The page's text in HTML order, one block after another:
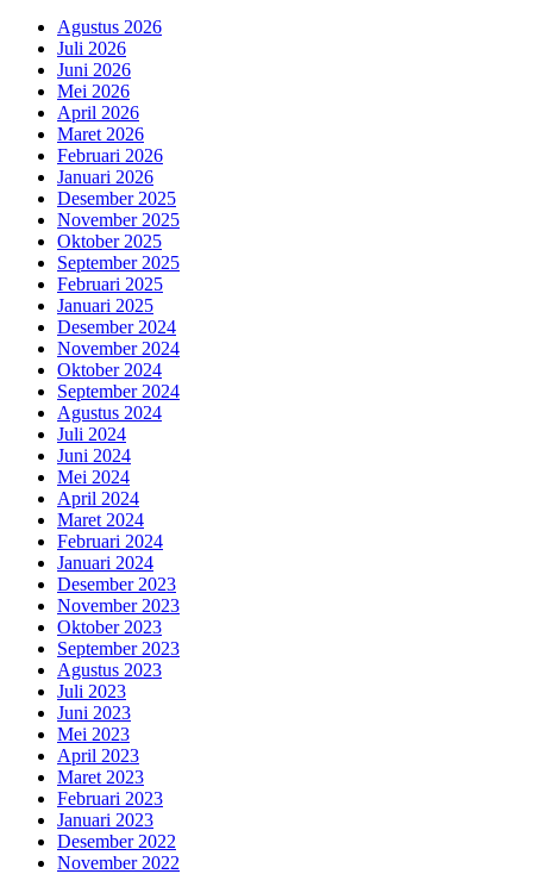
Agustus 2026
Juli 2026
Juni 2026
Mei 2026
April 2026
Maret 2026
Februari 2026
Januari 2026
Desember 2025
November 2025
Oktober 2025
September 2025
Februari 2025
Januari 2025
Desember 2024
November 2024
Oktober 2024
September 2024
Agustus 2024
Juli 2024
Juni 2024
Mei 2024
April 2024
Maret 2024
Februari 2024
Januari 2024
Desember 2023
November 2023
Oktober 2023
September 2023
Agustus 2023
Juli 2023
Juni 2023
Mei 2023
April 2023
Maret 2023
Februari 2023
Januari 2023
Desember 2022
November 2022